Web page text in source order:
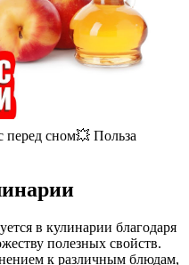
перед сном💥 Польза
в кулинарии благодаря
полезных свойств.
к различным блюдам,